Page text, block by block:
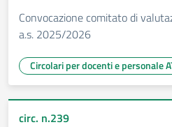
Convocazione comitato di
a.s. 2025/2026
Circolari per docenti e personale
circ. n.239